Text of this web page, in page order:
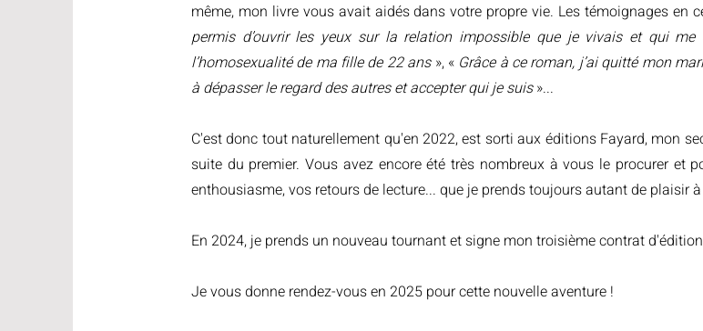
même, mon livre vous avait aidés dans votre propre vie. Les témoignages en
permis d’ouvrir les yeux sur la relation impossible que je vivais et qui me
l’homosexualité de ma fille de 22 ans », « Grâce à ce roman, j’ai quitté mon
à dépasser le regard des autres et accepter qui je suis»...
C'est donc tout naturellement qu'en 2022, est sorti aux éditions Fayard, mon
suite du premier. Vous avez encore été très nombreux à vous le procurer et
enthousiasme, vos retours de lecture... que je prends toujours autant de plaisir
En 2024, je prends un nouveau tournant et signe mon troisième contrat
Je vous donne rendez-vous en 2025 pour cette nouvelle aventure !